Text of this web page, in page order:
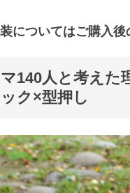
についてはご購入後
140人と考えた
ク×型押し